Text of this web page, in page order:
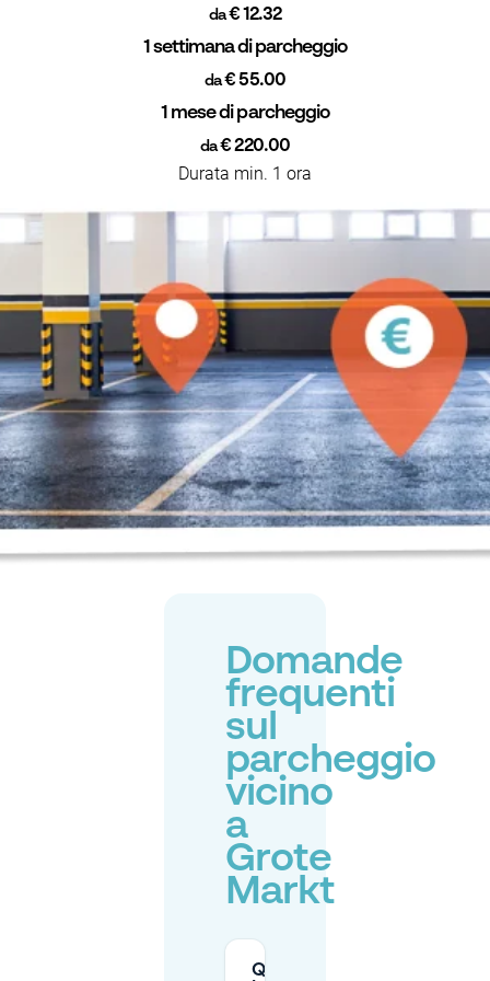
da€ 12.32
1 settimana di parcheggio
da€ 55.00
1 mese di parcheggio
da€ 220.00
Durata min. 1 ora
Domande
frequenti
sul
parcheggio
vicino
a
Grote
Markt
Quali sono